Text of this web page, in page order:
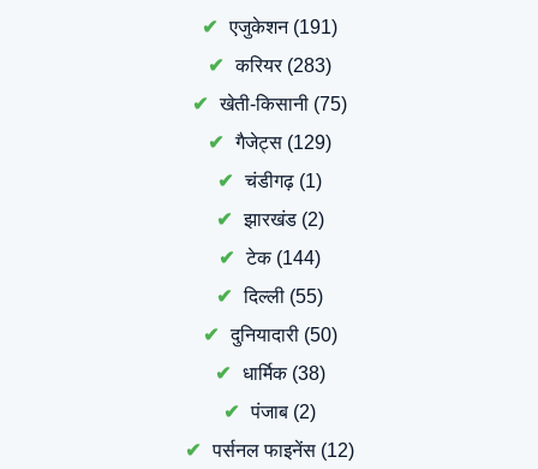
एजुकेशन(191)
करियर(283)
खेती-किसानी (75)
गैजेट्स (129)
चंडीगढ़ (1)
झारखंड(2)
टेक(144)
दिल्ली (55)
दुनियादारी(50)
धार्मिक(38)
पंजाब (2)
पर्सनल फाइनेंस (12)